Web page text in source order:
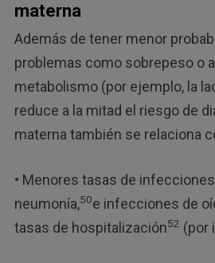
materna
Además de tener menor
problemas como sobrepeso o
metabolismo (por ejemplo, la
reduce a la mitad el riesgo de
materna también se relaciona
• Menores tasas de
neumonía,50e infecciones de
tasas de hospitalización52 (por